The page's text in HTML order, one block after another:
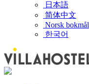
日本語
简体中文
Norsk bokmål
한국어